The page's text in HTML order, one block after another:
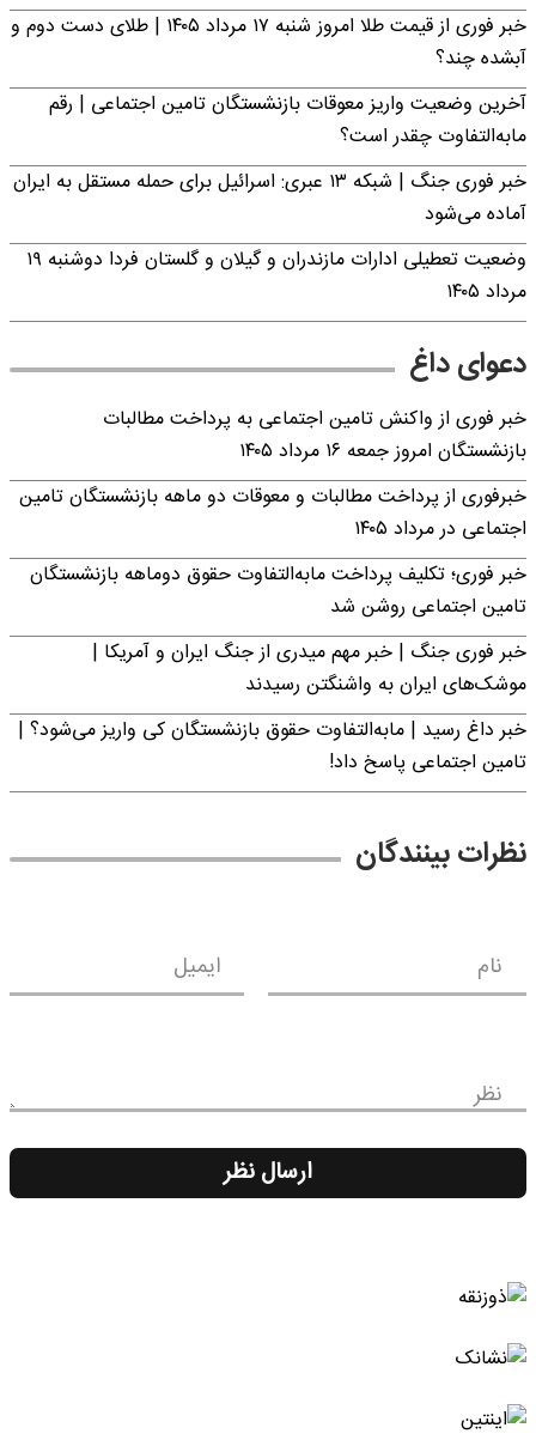
خبر فوری از قیمت طلا امروز شنبه ۱۷ مرداد ۱۴۰۵ | طلای دست دوم و
آبشده چند؟
آخرین وضعیت واریز معوقات بازنشستگان تامین اجتماعی | رقم
مابه‌التفاوت چقدر است؟
خبر فوری جنگ | شبکه ۱۳ عبری: اسرائیل برای حمله مستقل به ایران
آماده می‌شود
وضعیت تعطیلی ادارات مازندران و گیلان و گلستان فردا دوشنبه ۱۹
مرداد ۱۴۰۵
دعوای داغ
خبر فوری از واکنش تامین اجتماعی به پرداخت مطالبات
بازنشستگان امروز جمعه ۱۶ مرداد ۱۴۰۵
خبرفوری از پرداخت مطالبات و معوقات دو ماهه بازنشستگان تامین
اجتماعی در مرداد ۱۴۰۵
خبر فوری؛ تکلیف پرداخت مابه‌التفاوت حقوق دوماهه بازنشستگان
تامین اجتماعی روشن شد
خبر فوری جنگ | خبر مهم میدری از جنگ ایران و آمریکا |
موشک‌های ایران به واشنگتن رسیدند
خبر داغ رسید | مابه‌التفاوت حقوق بازنشستگان کی واریز می‌شود؟ |
تامین اجتماعی پاسخ داد!
نظرات بینندگان
نام ایمیل
نظر
ارسال نظر